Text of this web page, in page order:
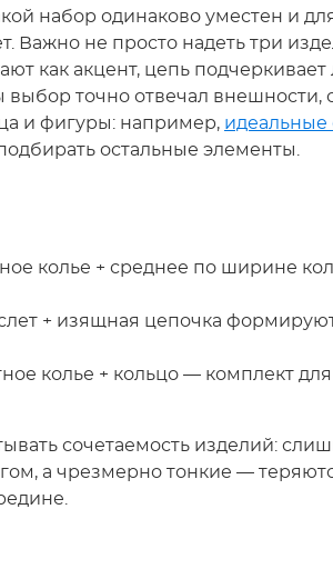
набор одинаково уместен и
Важно не просто надеть три
как акцент, цепь
точно отвечал внешности,
и фигуры: например, идеальные
остальные элементы.
колье + среднее по ширине
+ изящная цепочка
колье + кольцо — комплект
сочетаемость изделий:
а чрезмерно тонкие —